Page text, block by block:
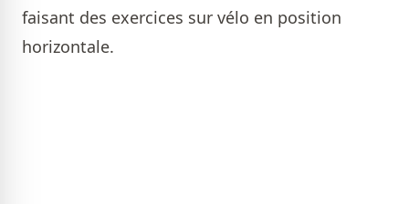
faisant des exercices sur vélo en position
horizontale.